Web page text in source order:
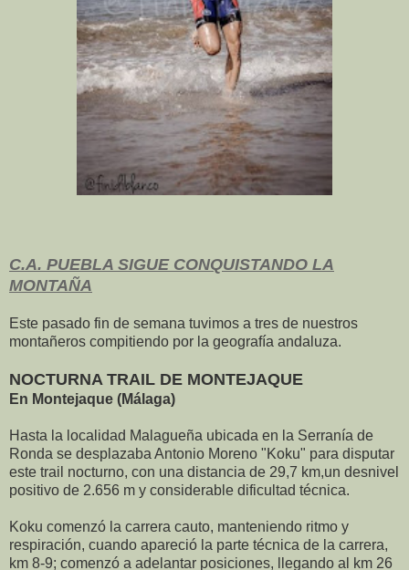
C.A. PUEBLA SIGUE CONQUISTANDO LA
MONTAÑA
Este pasado fin de semana tuvimos a tres de nuestros
montañeros compitiendo por la geografía andaluza.
NOCTURNA TRAIL DE MONTEJAQUE
En Montejaque (Málaga)
Hasta la localidad Malagueña ubicada en la Serranía de
Ronda se desplazaba Antonio Moreno "Koku" para disputar
este trail nocturno, con una distancia de 29,7 km,un desnivel
positivo de 2.656 m y considerable dificultad técnica.
Koku comenzó la carrera cauto, manteniendo ritmo y
respiración, cuando apareció la parte técnica de la carrera,
km 8-9; comenzó a adelantar posiciones, llegando al km 26